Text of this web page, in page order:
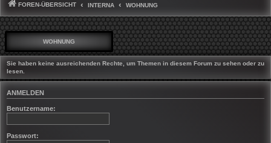
FOREN-ÜBERSICHT INTERNA WOHNUNG
WOHNUNG
Sie haben keine ausreichenden Rechte, um Themen in diesem Forum zu sehen oder zu
lesen.
ANMELDEN
Benutzername:
Passwort: